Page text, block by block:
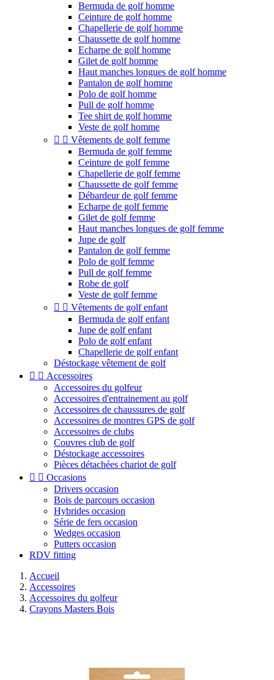
Bermuda de golf homme
Ceinture de golf homme
Chapellerie de golf homme
Chaussette de golf homme
Echarpe de golf homme
Gilet de golf homme
Haut manches longues de golf homme
Pantalon de golf homme
Polo de golf homme
Pull de golf homme
Tee shirt de golf homme
Veste de golf homme
  Vêtements de golf femme
Bermuda de golf femme
Ceinture de golf femme
Chapellerie de golf femme
Chaussette de golf femme
Débardeur de golf femme
Echarpe de golf femme
Gilet de golf femme
Haut manches longues de golf femme
Jupe de golf
Pantalon de golf femme
Polo de golf femme
Pull de golf femme
Robe de golf
Veste de golf femme
  Vêtements de golf enfant
Bermuda de golf enfant
Jupe de golf enfant
Polo de golf enfant
Chapellerie de golf enfant
Déstockage vêtement de golf
  Accessoires
Accessoires du golfeur
Accessoires d'entrainement au golf
Accessoires de chaussures de golf
Accessoires de montres GPS de golf
Accessoires de clubs
Couvres club de golf
Déstockage accessoires
Pièces détachées chariot de golf
  Occasions
Drivers occasion
Bois de parcours occasion
Hybrides occasion
Série de fers occasion
Wedges occasion
Putters occasion
RDV fitting
Accueil
Accessoires
Accessoires du golfeur
Crayons Masters Bois